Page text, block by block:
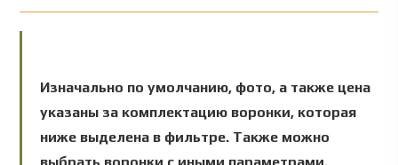
Изначально по умолчанию, фото, а также цена
указаны за комплектацию воронки, которая
ниже выделена в фильтре. Также можно
выбрать воронки с иными параметрами.